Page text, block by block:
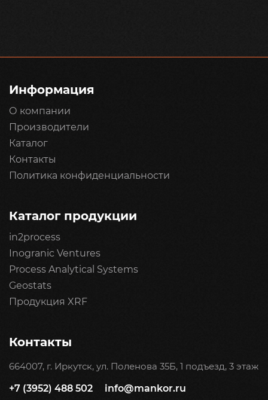
Информация
О компании
Производители
Каталог
Контакты
Политика конфиденциальности
Каталог продукции
in2process
Inogranic Ventures
Process Analytical Systems
Geostats
Продукция XRF
Контакты
664007, г. Иркутск, ул. Поленова 35Б, 1 подъезд, 3 этаж
+7 (3952) 488 502
info@mankor.ru